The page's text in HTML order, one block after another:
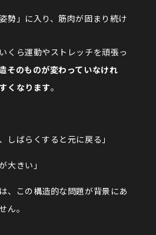
勢」に入り、筋肉が固まり続け
くら運動やストレッチを頑張っ
そのものが変わっていなけれ
くなります。
しばらくすると元に戻る」
大きい」
、この構造的な問題が背景にあ
ん。